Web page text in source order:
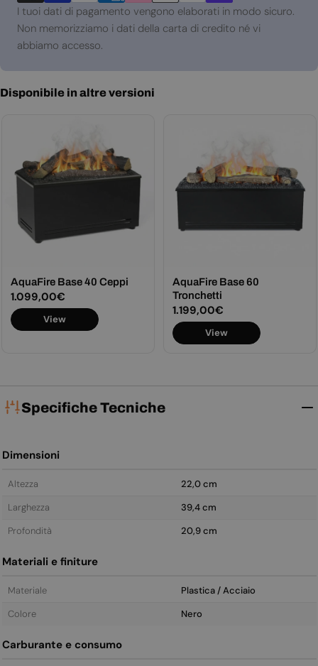
pagamento
I tuoi dati di pagamento vengono elaborati in modo sicuro.
Non memorizziamo i dati della carta di credito né vi
abbiamo accesso.
Disponibile in altre versioni
AquaFire Base 40 Ceppi
Prezzo
normale
1.099,00€
View
AquaFire Base 60
Tronchetti
Prezzo
normale
1.199,00€
View
Specifiche Tecniche
Dimensioni
Altezza
22,0 cm
Larghezza
39,4 cm
Profondità
20,9 cm
Materiali e finiture
Materiale
Plastica / Acciaio
Colore
Nero
Carburante e consumo